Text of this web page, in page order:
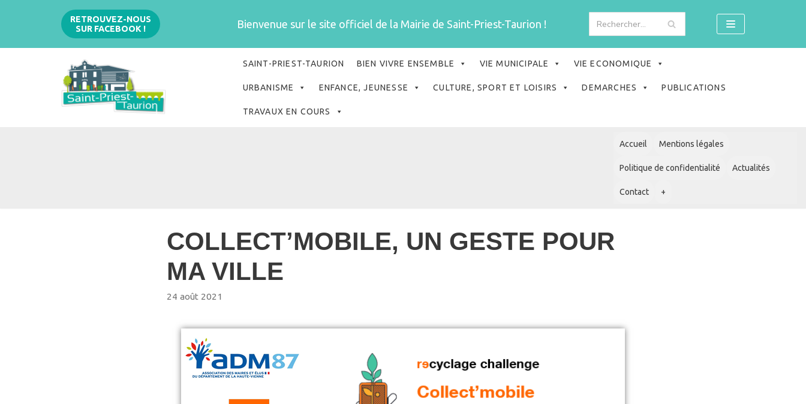
contenu
RETROUVEZ-NOUS
SUR FACEBOOK !
Bienvenue sur le site officiel de la Mairie de Saint-Priest-Taurion !
SAINT-PRIEST-TAURION BIEN VIVRE ENSEMBLE VIE MUNICIPALE VIE ECONOMIQUE
URBANISME ENFANCE, JEUNESSE CULTURE, SPORT ET LOISIRS DEMARCHES PUBLICATIONS
TRAVAUX EN COURS
Accueil Mentions légales
Politique de confidentialité Actualités
Contact +
COLLECT’MOBILE, UN GESTE POUR
MA VILLE
24 août 2021